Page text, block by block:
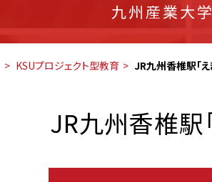
九州産業大
KSUプロジェクト型教育 JR九州香椎駅「
JR九州香椎駅